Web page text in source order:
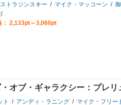
トラジンスキー / マイク・マッコーン /
： 2,133pt～3,060pt
オブ・ギャラクシー：プレリ
ト / アンディ・ラニング / マイク・フリー